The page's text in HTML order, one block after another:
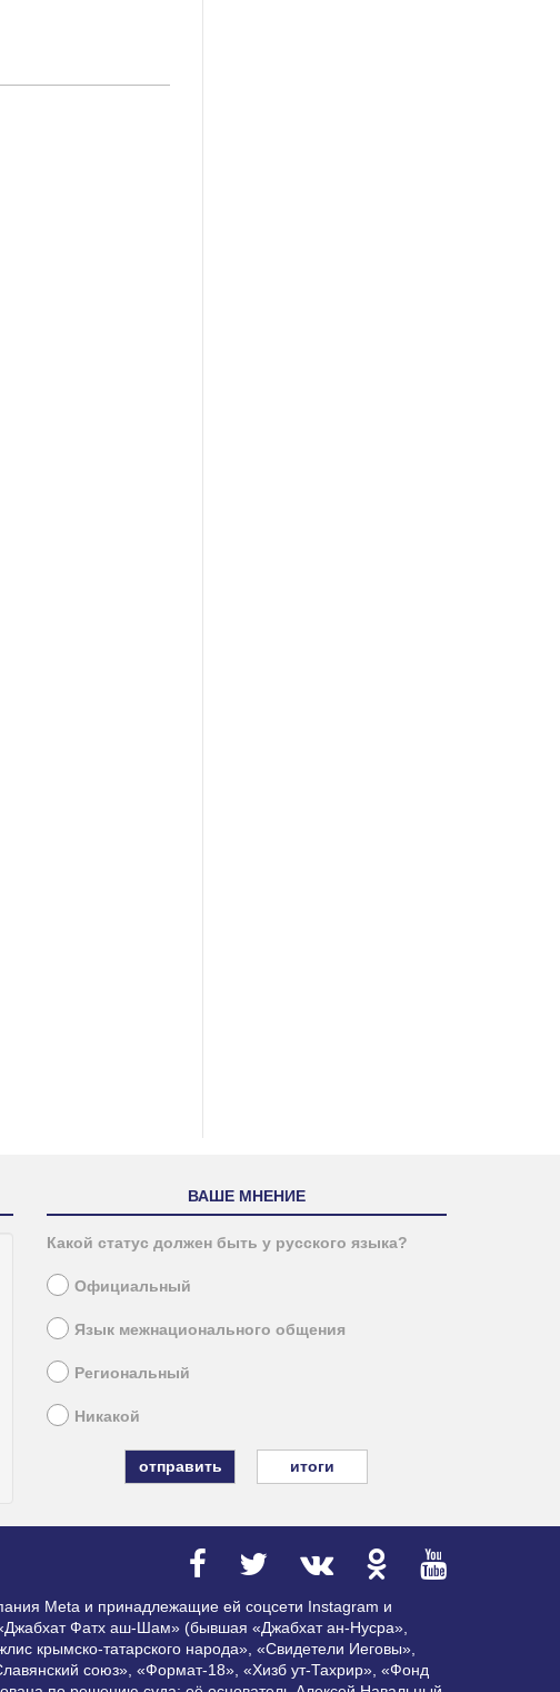
ВАШЕ МНЕНИЕ
Какой статус должен быть у русского языка?
Официальный
Язык межнационального общения
Региональный
Никакой
итоги
Meta и принадлежащие ей соцсети Instagram и
Фатх аш-Шам» (бывшая «Джабхат ан-Нусра»,
крымско-татарского народа», «Свидетели Иеговы»,
союз», «Формат-18», «Хизб ут-Тахрир», «Фонд